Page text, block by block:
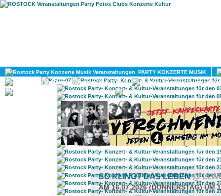
PARTY KONZERTE MUSIK
KULTUR
GAY
SO KLINGT DAS LEBEN@
AM 16.07.2026 (DONNERSTAG) UM